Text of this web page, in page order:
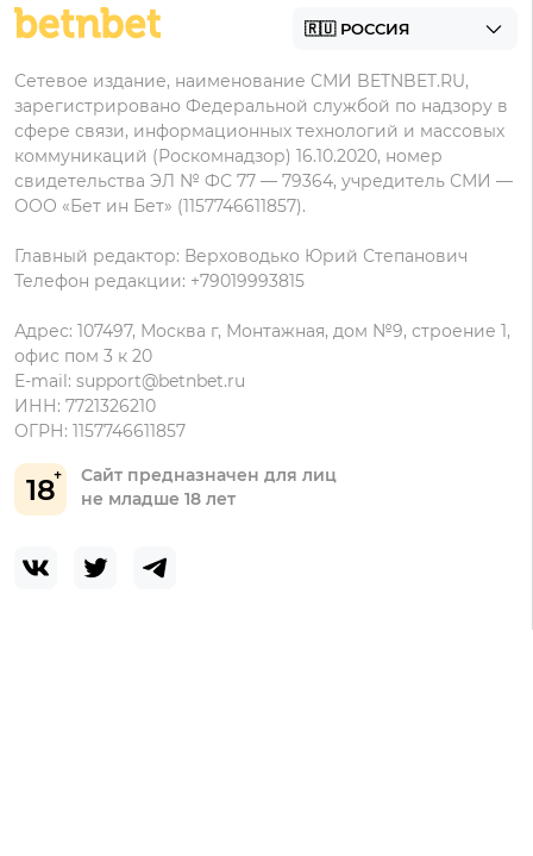
БК для ставок с мобильного
Фонбет на Андроид
Олимп на Андроид
Пользовательское соглашение
данных
18
Сайт предназначен для лиц
не младше 18 лет
Сетевое издание, наименование СМИ BETNBET.RU,
зарегистрировано Федеральной службой по надзору в
сфере связи, информационных технологий и массовых
коммуникаций (Роскомнадзор) 16.10.2020, номер
свидетельства ЭЛ № ФС 77 — 79364, учредитель СМИ —
ООО «Бет ин Бет» (1157746611857).
Главный редактор: Верховодько Юрий Степанович
Телефон редакции: +79019993815
Адрес: 107497, Москва г, Монтажная, дом №9, строение 1,
офис пом 3 к 20
E-mail: support@betnbet.ru
ИНН: 7721326210
ОГРН: 1157746611857